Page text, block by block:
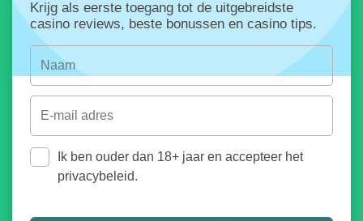
Krijg als eerste toegang tot de uitgebreidste
casino reviews, beste bonussen en casino tips.
Ik ben ouder dan 18+ jaar en accepteer het
privacybeleid.